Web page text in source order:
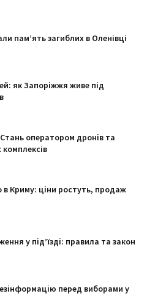
пам’ять загиблих в Оленівці
як Запоріжжя живе під
оператором дронів та
в Криму: ціни ростуть, продаж
у під’їзді: правила та закон
перед виборами у